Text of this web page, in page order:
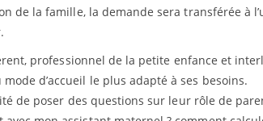
de la famille, la demande sera transférée à
professionnel de la petite enfance et
d’accueil le plus adapté à ses besoins.
de poser des questions sur leur rôle de